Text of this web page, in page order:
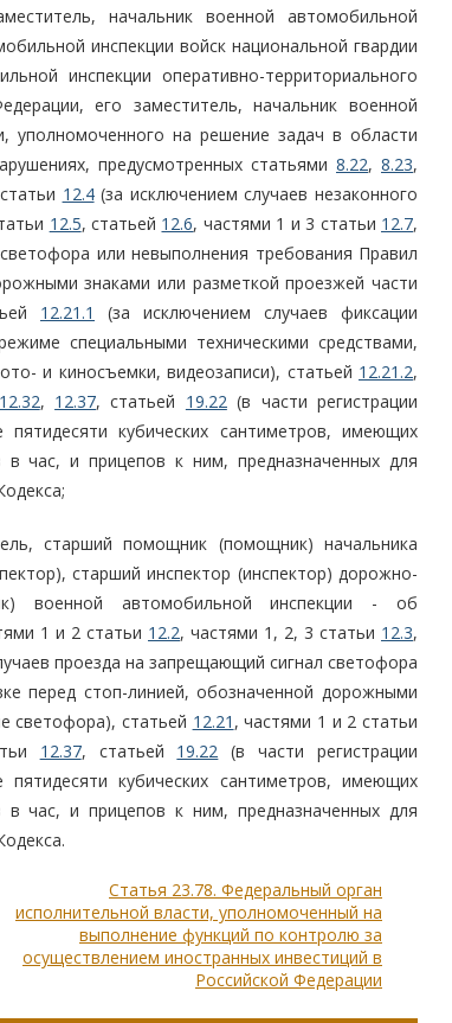
начальник военной автомобильной
инспекции войск национальной гвардии
инспекции оперативно-территориального
его заместитель, начальник военной
уполномоченного на решение задач в области
предусмотренных статьями 8.22, 8.23,
12.4(за исключением случаев незаконного
12.5, статьей 12.6, частями 1 и 3 статьи 12.7,
или невыполнения требования Правил
знаками или разметкой проезжей части
12.21.1
(за исключением случаев фиксации
специальными техническими средствами,
и киносъемки, видеозаписи), статьей 12.21.2,
12.32, 12.37, статьей 19.22(в части регистрации
кубических сантиметров, имеющих
в час, и прицепов к ним, предназначенных для
старший помощник (помощник) начальника
старший инспектор (инспектор) дорожно-
военной автомобильной инспекции - об
1 и 2 статьи 12.2, частями 1, 2, 3 статьи 12.3,
проезда на запрещающий сигнал светофора
перед стоп-линией, обозначенной дорожными
светофора), статьей 12.21 , частями 1 и 2 статьи
12.37, статьей 19.22 (в части регистрации
кубических сантиметров, имеющих
в час, и прицепов к ним, предназначенных для
Статья 23.78. Федеральный орган
исполнительной власти, уполномоченный на
выполнение функций по контролю за
осуществлением иностранных инвестиций в
Российской Федерации